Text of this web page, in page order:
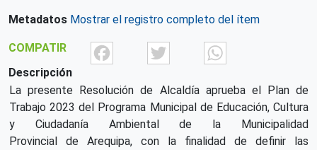
Metadatos Mostrar el registro completo del ítem
COMPATIR FacebookTwitter
Descripción
La presente Resolución de Alcaldía aprueba el Plan de
Trabajo 2023 del Programa Municipal de Educación, Cultura
y Ciudadanía Ambiental de la Municipalidad
Provincial de Arequipa, con la finalidad de definir las